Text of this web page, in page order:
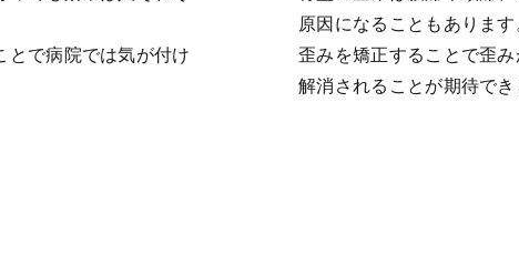
とで病院では気が付け
原因になることもあります
歪みを矯正することで歪
解消されることが期待でき